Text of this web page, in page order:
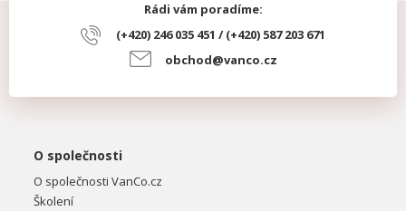
Rádi vám poradíme:
(+420) 246 035 451 / (+420) 587 203 671
obchod@vanco.cz
O společnosti
O společnosti VanCo.cz
Školení